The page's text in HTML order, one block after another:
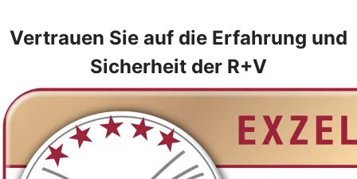
Vertrauen Sie auf die Erfahrung und
Sicherheit der R+V